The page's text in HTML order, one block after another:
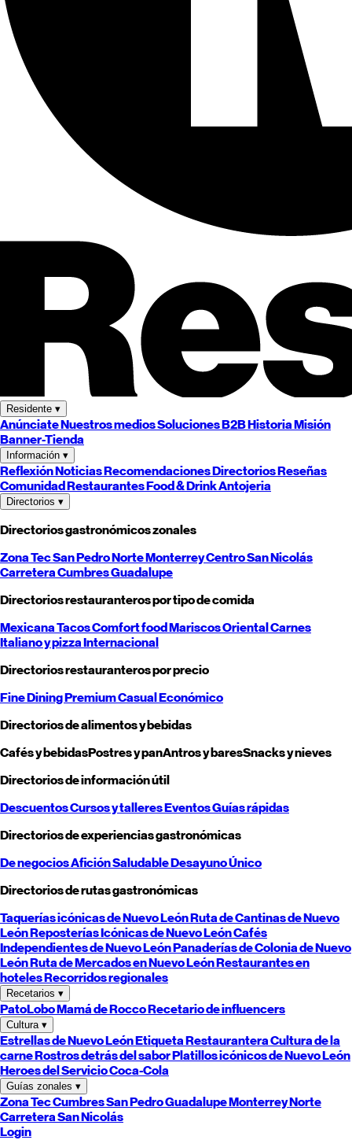
Residente ▾
AnúnciateNuestros mediosSoluciones B2BHistoriaMisión
Banner-Tienda
Información ▾
ReflexiónNoticiasRecomendacionesDirectoriosReseñas
ComunidadRestaurantesFood & DrinkAntojeria
Directorios ▾
Directorios gastronómicos zonales
Zona TecSan PedroNorteMonterreyCentroSan Nicolás
CarreteraCumbresGuadalupe
Directorios restauranteros por tipo de comida
MexicanaTacosComfort foodMariscosOrientalCarnes
Italiano y pizzaInternacional
Directorios restauranteros por precio
Fine DiningPremiumCasualEconómico
Directorios de alimentos y bebidas
Cafés y bebidasPostres y panAntros y baresSnacks y nieves
Directorios de información útil
DescuentosCursos y talleresEventosGuías rápidas
Directorios de experiencias gastronómicas
De negociosAficiónSaludableDesayunoÚnico
Directorios de rutas gastronómicas
Taquerías icónicas deNuevo LeónRuta de Cantinas deNuevo
LeónReposterías Icónicas deNuevo LeónCafés
Independientes deNuevo LeónPanaderías de Colonia deNuevo
LeónRuta de Mercados enNuevo LeónRestaurantes en
hotelesRecorridos regionales
Recetarios ▾
PatoLoboMamá de RoccoRecetario de influencers
Cultura ▾
Estrellas deNuevo LeónEtiqueta RestauranteraCultura de la
carneRostros detrás del saborPlatillos icónicos deNuevo León
Heroes del Servicio Coca-Cola
Guías zonales ▾
Zona TecCumbresSan PedroGuadalupeMonterreyNorte
CarreteraSan Nicolás
Login